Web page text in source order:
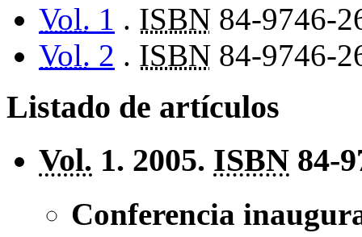
Vol. 1 . ISBN 84-9746-
Vol. 2 . ISBN 84-9746-
Listado de artículos
Vol. 1. 2005. ISBN 84-
Conferencia